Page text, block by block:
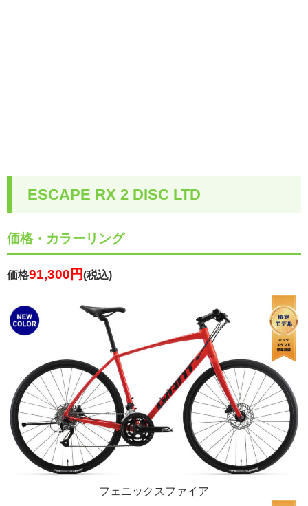
ESCAPE RX 2 DISC LTD
価格・カラーリング
価格91,300円(税込)
フェニックスファイア